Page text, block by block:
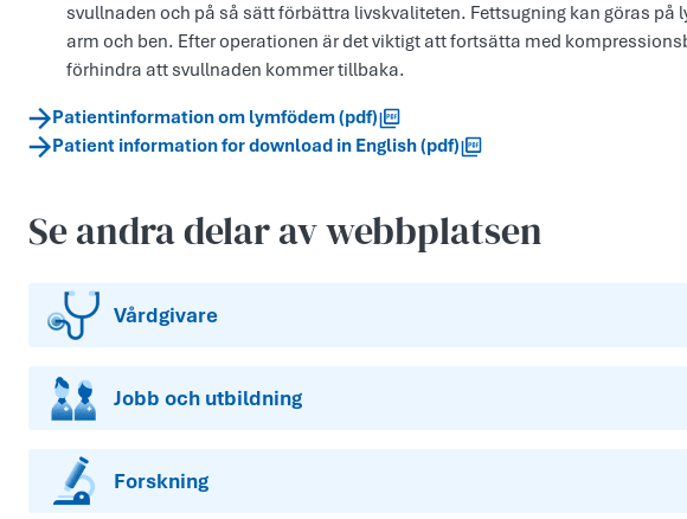
svullnaden och på så sätt förbättra livskvaliteten. Fettsugning kan göras på
arm och ben. Efter operationen är det viktigt att fortsätta med
förhindra att svullnaden kommer tillbaka.
Patientinformation om lymfödem (pdf)
Patient information for download in English (pdf)
Se andra delar av webbplatsen
Vårdgivare
Jobb och utbildning
Forskning